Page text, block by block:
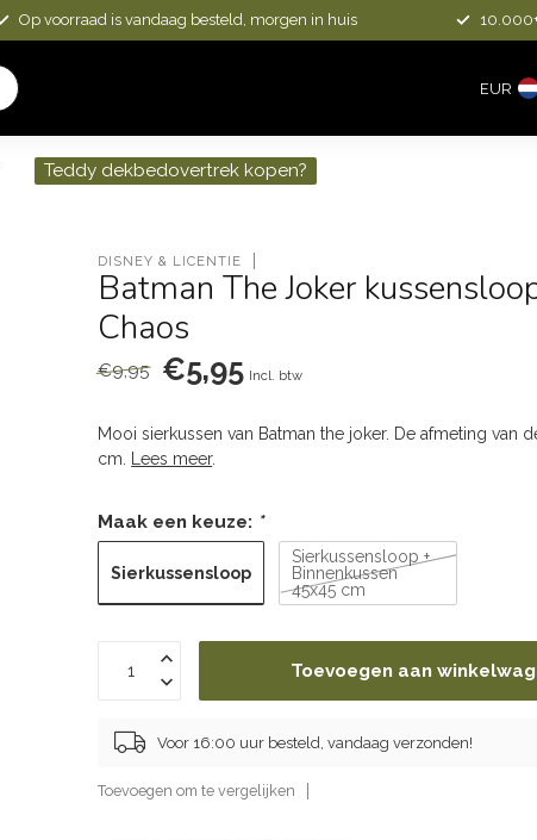
Op voorraad is vandaag besteld, morgen in huis
EUR
Teddy dekbedovertrek kopen?
DISNEY & LICENTIE
Batman The Joker
Chaos
€9,95 €5,95 Incl. btw
Mooi sierkussen van Batman the joker. De afmeting van
cm.
Lees meer.
Maak een keuze: *
Sierkussensloop
Sierkussensloop +
Binnenkussen
45x45 cm
Toevoegen aan
Voor 16:00 uur besteld, vandaag verzonden!
Toevoegen om te vergelijken